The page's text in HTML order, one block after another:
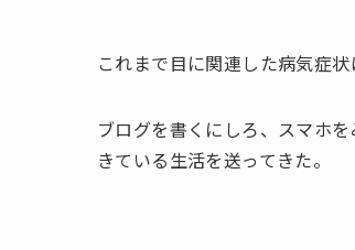
これまで目に関連した病気症
ブログを書くにしろ、スマホ
きている生活を送ってきた。